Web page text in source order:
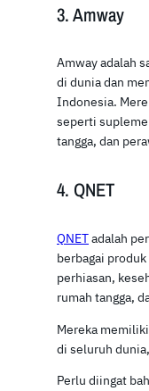
3. Amway
Amway adalah
di dunia dan
Indonesia.
seperti
tangga, dan
4. QNET
QNETadalah
berbagai
perhiasan,
rumah tangga,
Mereka
di seluruh
Perlu diingat